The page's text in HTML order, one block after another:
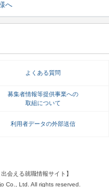
へ
よくある質問
募集者情報等提供事業への
取組について
利用者データの外部送信
出会える就職情報サイト】
Co., Ltd. All rights reserved.